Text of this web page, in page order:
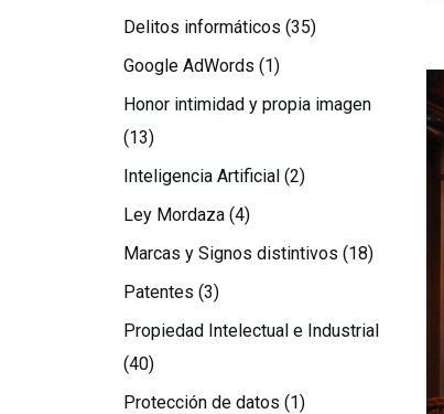
Delitos informáticos (35)
Google AdWords (1)
Honor intimidad y propia imagen
(13)
Inteligencia Artificial (2)
Ley Mordaza (4)
Marcas y Signos distintivos (18)
Patentes (3)
Propiedad Intelectual e Industrial
(40)
Protección de datos (1)